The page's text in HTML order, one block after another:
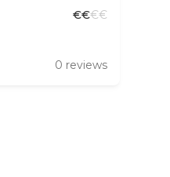
€€€€
0 reviews